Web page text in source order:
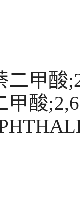
二甲酸
甲酸